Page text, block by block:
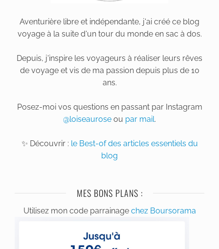
Aventurière libre et indépendante, j'ai créé ce blog
voyage à la suite d'un tour du monde en sac à dos.
Depuis, j'inspire les voyageurs à réaliser leurs rêves
de voyage et vis de ma passion depuis plus de 10
ans.
Posez-moi vos questions en passant par Instagram
@loiseaurose ou par mail.
✨ Découvrir : le Best-of des articles essentiels du
blog
MES BONS PLANS :
Utilisez mon code parrainage chez Boursorama